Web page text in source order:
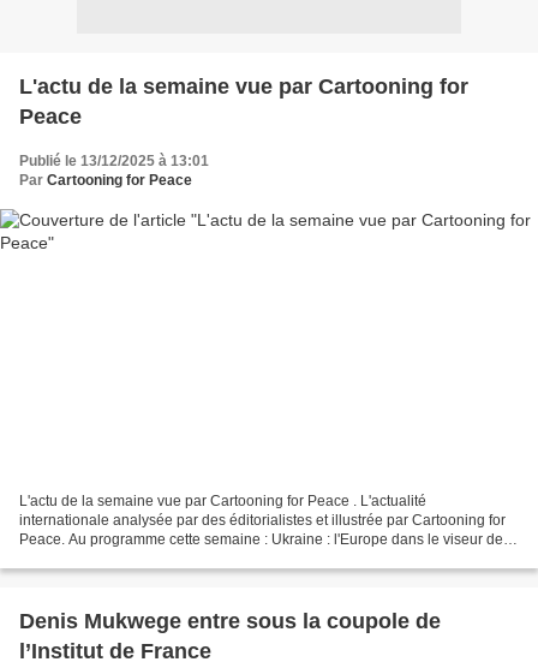
L'actu de la semaine vue par Cartooning for
Peace
Publié le 13/12/2025 à 13:01
Par Cartooning for Peace
L'actu de la semaine vue par Cartooning for Peace . L'actualité
internationale analysée par des éditorialistes et illustrée par Cartooning for
Peace. Au programme cette semaine : Ukraine : l'Europe dans le viseur de
Denis Mukwege entre sous la coupole de
l’Institut de France